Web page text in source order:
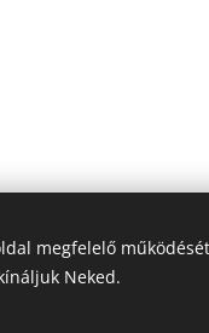
megfelelő
Neked.